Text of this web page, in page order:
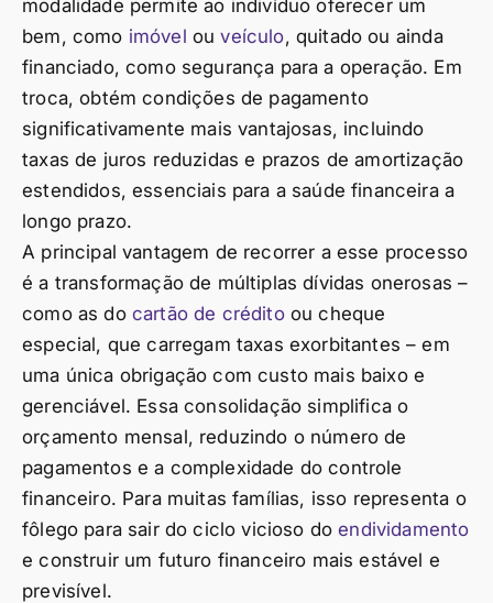
modalidade permite ao indivíduo oferecer um
bem, como imóvel ouveículo, quitado ou ainda
financiado, como segurança para a operação. Em
troca, obtém condições de pagamento
significativamente mais vantajosas, incluindo
taxas de juros reduzidas e prazos de amortização
estendidos, essenciais para a saúde financeira a
longo prazo.
A principal vantagem de recorrer a esse processo
é a transformação de múltiplas dívidas onerosas –
como as do cartão de créditoou cheque
especial, que carregam taxas exorbitantes – em
uma única obrigação com custo mais baixo e
gerenciável. Essa consolidação simplifica o
orçamento mensal, reduzindo o número de
pagamentos e a complexidade do controle
financeiro. Para muitas famílias, isso representa o
fôlego para sair do ciclo vicioso doendividamento
e construir um futuro financeiro mais estável e
previsível.